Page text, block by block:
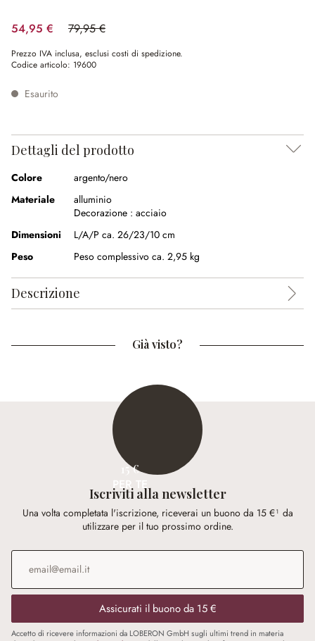
54,95 € 79,95 €
(risparmio 31.27%)
Prezzo IVA inclusa, esclusi costi di spedizione.
Codice articolo: 19600
Esaurito
Dettagli del prodotto
Colore
argento/nero
Materiale
alluminio
Decorazione : acciaio
Dimensioni
L/A/P ca. 26/23/10 cm
Peso
Peso complessivo ca. 2,95 kg
Descrizione
Già visto?
15 €
PER TE
Iscriviti alla newsletter
Una volta completata l'iscrizione, riceverai un buono da 15 €¹ da
utilizzare per il tuo prossimo ordine.
Indirizzo e-mail
Assicurati il buono da 15 €
Accetto di ricevere informazioni da LOBERON GmbH sugli ultimi trend in materia